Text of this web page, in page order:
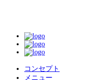
コンセプト
メニュー